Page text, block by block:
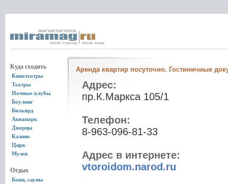
Куда сходить
Кинотеатры
Театры
Ночные клубы
Боулинг
Бильярд
Аквапарк
Дворцы
Казино
Цирк
Музеи
Отдых
Бани, сауны
Аренда квартир посуточно. Гостиничные
Адрес:
пр.К.Маркса 105/1
Телефон:
8-963-096-81-33
Адрес в интернете:
vtoroidom.narod.ru